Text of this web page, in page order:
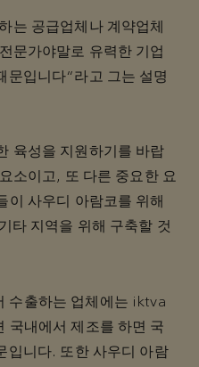
는 공급업체나 계약업체
문가야말로 유력한 기업
문입니다”라고 그는 설명
육성을 지원하기를 바랍
소이고, 또 다른 중요한 요
이 사우디 아람코를 위해
타 지역을 위해 구축할 것
수출하는 업체에는 iktva
국내에서 제조를 하면 국
입니다. 또한 사우디 아람